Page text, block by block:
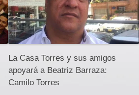
La Casa Torres y sus amigos
apoyará a Beatriz Barraza:
Camilo Torres